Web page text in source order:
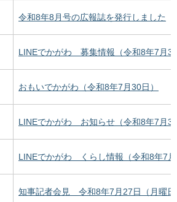
令和8年8月号の広報誌を発行しました
LINEでかがわ 募集情報（令和8年7月
おもいでかがわ（令和8年7月30日）
LINEでかがわ お知らせ（令和8年7月
LINEでかがわ くらし情報（令和8年7
知事記者会見 令和8年7月27日（月曜日